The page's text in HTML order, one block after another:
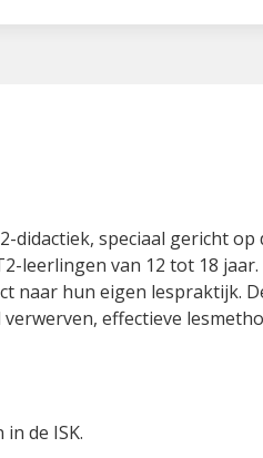
didactiek, speciaal gericht op
leerlingen van 12 tot 18
naar hun eigen lespraktijk.
effectieve
de ISK.